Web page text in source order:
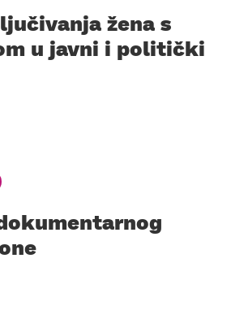
žena s
u javni i politički